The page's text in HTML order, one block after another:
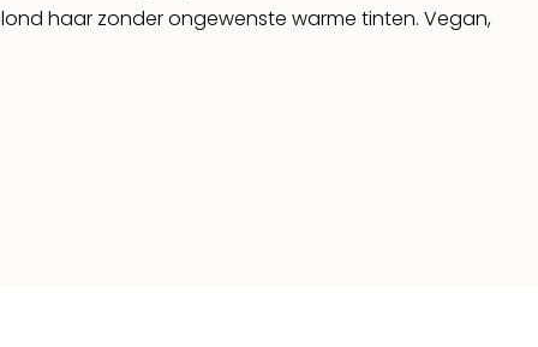
haar zonder ongewenste warme tinten. Vegan,